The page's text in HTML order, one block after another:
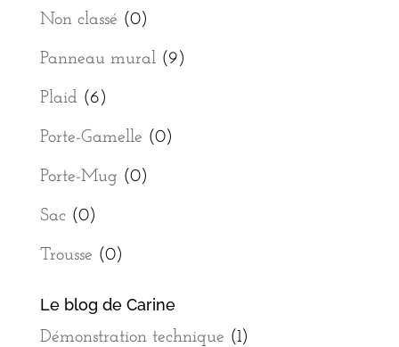
Non classé (0)
Panneau mural (9)
Plaid (6)
Porte-Gamelle (0)
Porte-Mug (0)
Sac (0)
Trousse (0)
Le blog de Carine
Démonstration technique (1)